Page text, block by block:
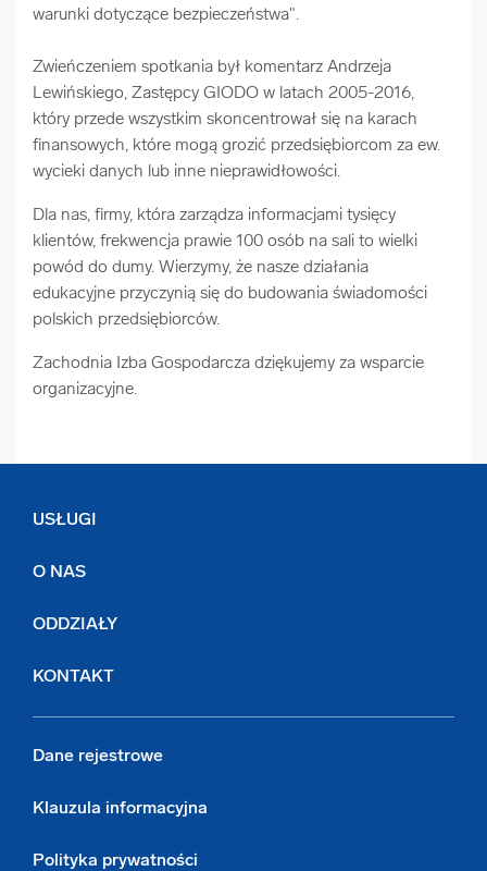
warunki dotyczące bezpieczeństwa".
Zwieńczeniem spotkania był komentarz Andrzeja
Lewińskiego, Zastępcy GIODO w latach 2005-2016,
który przede wszystkim skoncentrował się na karach
finansowych, które mogą grozić przedsiębiorcom za ew.
wycieki danych lub inne nieprawidłowości.
Dla nas, firmy, która zarządza informacjami tysięcy
klientów, frekwencja prawie 100 osób na sali to wielki
powód do dumy. Wierzymy, że nasze działania
edukacyjne przyczynią się do budowania świadomości
polskich przedsiębiorców.
Zachodnia Izba Gospodarcza dziękujemy za wsparcie
organizacyjne.
USŁUGI
O NAS
ODDZIAŁY
KONTAKT
Dane rejestrowe
Klauzula informacyjna
Polityka prywatności